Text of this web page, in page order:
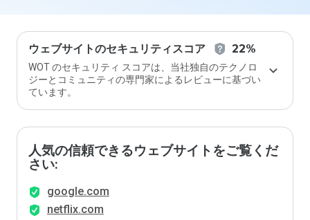
ウェブサイトのセキュリティスコア 22%
WOT のセキュリティ スコアは、当社独自のテクノロ
ジーとコミュニティの専門家によるレビューに基づい
ています。
人気の信頼できるウェブサイトをご覧くだ
さい:
google.com
netflix.com
価し
ます
か？